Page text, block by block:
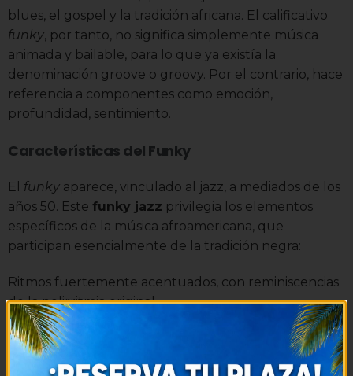
blues, el gospel y la tradición africana. El calificativo
funky, por tanto, no significa simplemente música
animada y bailable, para lo que ya existía la
denominación groove o groovy. Por el contrario, hace
referencia a componentes como emoción,
profundidad, sentimiento.
Características del Funky
El funky aparece, vinculado al jazz, a mediados de los
años 50. Este funky jazz privilegia los elementos
específicos de la música afroamericana, que
participan esencialmente de la tradición negra:
Ritmos fuertemente acentuados, con reminiscencias
de la polirritmia original
Expresividad afectiva, especialmente intensificada
Empleo abundante de las blue notes y de las
estructuras armónicas del Blues